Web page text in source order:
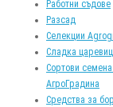
Работни съдове
Разсад
Селекции
Сладка
Сортови
АгроГрадина
Средства за